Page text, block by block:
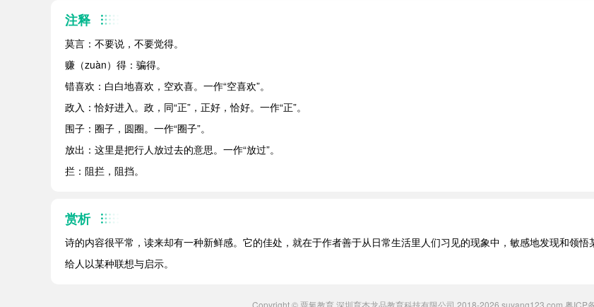
注释
莫言：不要说，不要觉得。
赚（zuàn）得：骗得。
错喜欢：白白地喜欢，空欢喜。一作“空喜欢”。
政入：恰好进入。政，同“正”，正好，恰好。一作“正”。
围子：圈子，圆圈。一作“圈子”。
放出：这里是把行人放过去的意思。一作“放过”。
拦：阻拦，阻挡。
赏析
诗的内容很平常，读来却有一种新鲜感。它的佳处，就在于作者善于从日常生活里人们习见的现象中，敏感地发现和领
给人以某种联想与启示。
Copyright © 粟氧教育 深圳育杰龙品教育科技有限公司 2018-2026 suyang123.com 粤ICP